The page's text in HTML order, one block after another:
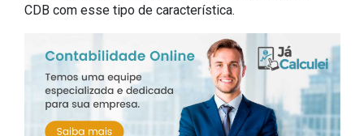
CDB com esse tipo de característica.